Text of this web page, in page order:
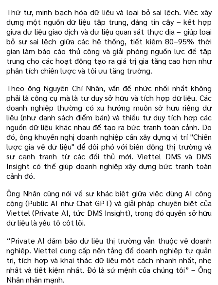
Thứ tư, minh bạch hóa dữ liệu và loại bỏ sai lệch. Việc xây
dựng một nguồn dữ liệu tập trung, đáng tin cậy – kết hợp
giữa dữ liệu giao dịch và dữ liệu quan sát thực địa – giúp loại
bỏ sự sai lệch giữa các hệ thống, tiết kiệm 80–95% thời
gian làm báo cáo thủ công và giải phóng nguồn lực để tập
trung cho các hoạt động tạo ra giá trị gia tăng cao hơn như
phân tích chiến lược và tối ưu tăng trưởng.
Theo ông Nguyễn Chí Nhân, vấn đề nhức nhối nhất không
phải là công cụ mà là tư duy sở hữu và tích hợp dữ liệu. Các
doanh nghiệp thường có xu hướng muốn sở hữu riêng dữ
liệu (như danh sách điểm bán) và thiếu tư duy tích hợp các
nguồn dữ liệu khác nhau để tạo ra bức tranh toàn cảnh. Do
đó, ông khuyến nghị doanh nghiệp cần xây dựng vị trí "Chiến
lược gia về dữ liệu" để đối phó với biến động thị trường và
sự cạnh tranh từ các đối thủ mới. Viettel DMS và DMS
Insight có thể giúp doanh nghiệp xây dựng bức tranh toàn
cảnh đó.
Ông Nhân cũng nói về sự khác biệt giữa việc dùng AI công
cộng (Public AI như Chat GPT) và giải pháp chuyên biệt của
Viettel (Private AI, tức DMS Insight), trong đó quyền sở hữu
dữ liệu là yếu tố cốt lõi.
“Private AI đảm bảo dữ liệu thị trường vẫn thuộc về doanh
nghiệp. Viettel cung cấp nền tảng để doanh nghiệp tự quản
trị, tích hợp và khai thác dữ liệu một cách nhanh nhất, nhẹ
nhất và tiết kiệm nhất. Đó là sứ mệnh của chúng tôi” – Ông
Nhân nhấn mạnh.